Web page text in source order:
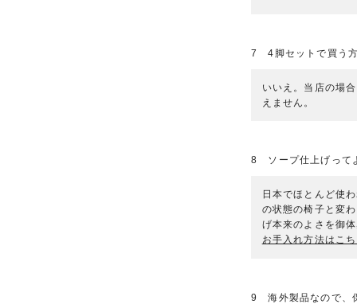
7 4脚セットで買う
いいえ。当店の場
えません。
8 ソープ仕上げって
日本でほとんど使
の状態の椅子と変
げ本来のよさを御
お手入れ方法はこ
9 海外製品なので、